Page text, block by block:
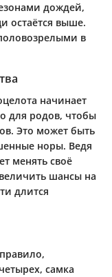
дождей,
остаётся выше.
в
начинает
для родов, чтобы
Это может быть
норы. Ведя
менять своё
шансы на
длится
самка